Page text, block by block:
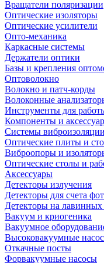
Вращатели поляризации
Оптические изоляторы
Оптические усилители
Опто-механика
Каркасные системы
Держатели оптики
Базы и крепления
Оптоволокно
Волокно и патч-корды
Волоконные
Инструменты для
Компоненты и
Системы виброизоляции
Оптические плиты и
Виброопоры и
Оптические столы и
Аксессуары
Детекторы излучения
Детекторы для счета
Детекторы на
Вакуум и криогеника
Вакуумное
Высоковакуумные
Откачные посты
Форвакуумные насосы